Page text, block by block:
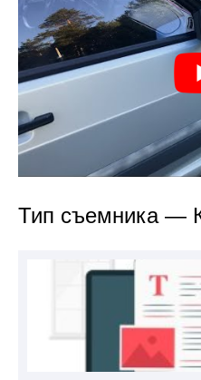
Тип съемника —